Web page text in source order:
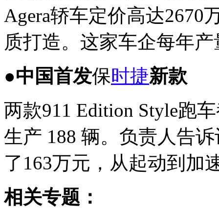
Agera轿车定价高达2670
质打造。这家车企每年
●中国首发保时捷新款
两款911 Edition Style跑
生产 188 辆。负责人告
了163万元，从起动到加
相关专题：